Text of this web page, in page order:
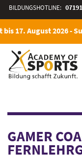
BILDUNGSHOTLINE:
17. August 2026 -
GAMER